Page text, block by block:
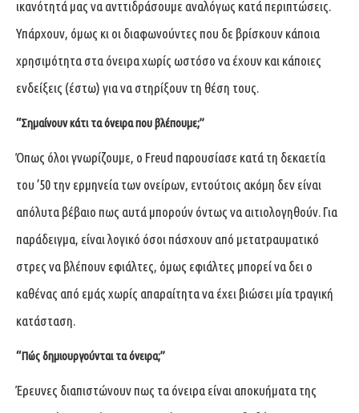
ικανότητά μας να ανττιδράσουμε αναλόγως κατά περιπτώσεις.
Υπάρχουν, όμως κι οι διαφωνούντες που δε βρίσκουν κάποια
χρησιμότητα στα όνειρα χωρίς ωστόσο να έχουν και κάποιες
ενδείξεις (έστω) για να στηρίξουν τη θέση τους.
“Σημαίνουν κάτι τα όνειρα που βλέπουμε;”
Όπως όλοι γνωρίζουμε, ο Freud παρουσίασε κατά τη δεκαετία
του ’50 την ερμηνεία των ονείρων, εντούτοις ακόμη δεν είναι
απόλυτα βέβαιο πως αυτά μπορούν όντως να αιτιολογηθούν. Για
παράδειγμα, είναι λογικό όσοι πάσχουν από μετατραυματικό
στρες να βλέπουν εφιάλτες, όμως εφιάλτες μπορεί να δει ο
καθένας από εμάς χωρίς απαραίτητα να έχει βιώσει μία τραγική
κατάσταση.
“Πώς δημιουργούνται τα όνειρα;”
Έρευνες διαπιστώνουν πως τα όνειρα είναι αποκυήματα της